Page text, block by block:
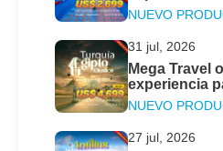
con Mega
NUEVO
31 jul, 2026
Mega Travel
experiencia
Turquía y
2026
NUEVO
27 jul, 2026